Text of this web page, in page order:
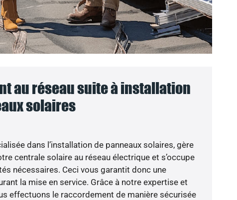
au réseau suite à installation
solaires
dans l’installation de panneaux solaires, gère
centrale solaire au réseau électrique et s’occupe
nécessaires. Ceci vous garantit donc une
la mise en service. Grâce à notre expertise et
effectuons le raccordement de manière sécurisée